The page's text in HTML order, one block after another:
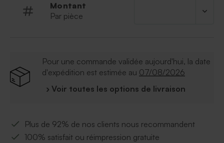
Taille 62/68 cm de 3 à 6 mois
Montant
Par pièce
Pour une commande validée aujourd'hui, la date
d'expédition est estimée au 07/08/2026
› Voir toutes les options de livraison
Plus de 92% de nos clients nous recommandent
100% satisfait ou réimpression gratuite